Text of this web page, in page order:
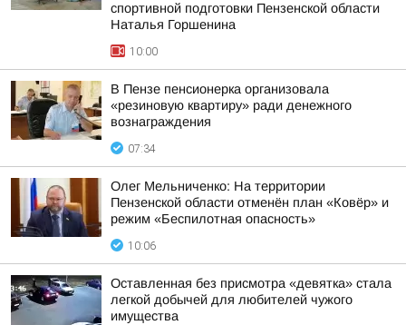
спортивной подготовки Пензенской области
Наталья Горшенина
10:00
В Пензе пенсионерка организовала
«резиновую квартиру» ради денежного
вознаграждения
07:34
Олег Мельниченко: На территории
Пензенской области отменён план «Ковёр» и
режим «Беспилотная опасность»
10:06
Оставленная без присмотра «девятка» стала
легкой добычей для любителей чужого
имущества